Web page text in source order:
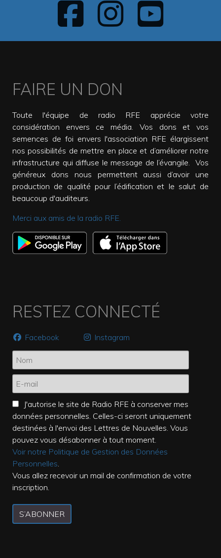
FAIRE UN DON
Toute l'équipe de radio RFE apprécie votre
considération envers ce média. Vos dons et vos
semences de foi envers l'association RFE élargissent
nos possibilités de mettre en place et d’améliorer notre
infrastructure qui diffuse le message de l’évangile. Vos
généreux dons nous permettent aussi d’avoir une
production de qualité pour l’édification et le salut de
beaucoup d'auditeurs.
Merci aux amis de la radio RFE.
RESTEZ CONNECTÉ
Facebook Instagram
J'autorise le site de Radio RFE à conserver mes
données personnelles. Celles-ci seront uniquement
destinées à l'envoi des Lettres de Nouvelles. Vous
pouvez vous désabonner à tout moment.
Voir notre Politique de Gestion des Données
Personnelles
Vous allez recevoir un mail de confirmation de votre
inscription.
S’ABONNER